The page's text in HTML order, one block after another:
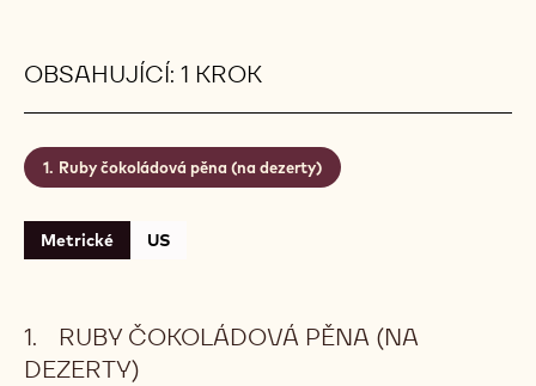
OBSAHUJÍCÍ: 1 KROK
Ruby čokoládová pěna (na dezerty)
Metrické US
RUBY ČOKOLÁDOVÁ PĚNA (NA
DEZERTY)